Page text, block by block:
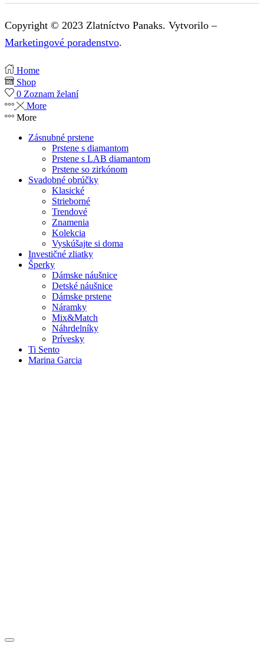
Copyright © 2023 Zlatníctvo Panaks. Vytvorilo –
Marketingové poradenstvo.
Home
Shop
0 Zoznam želaní
More
More
Zásnubné prstene
Prstene s diamantom
Prstene s LAB diamantom
Prstene so zirkónom
Svadobné obrúčky
Klasické
Strieborné
Trendové
Znamenia
Kolekcia
Vyskúšajte si doma
Investičné zliatky
Šperky
Dámske náušnice
Detské náušnice
Dámske prstene
Náramky
Mix&Match
Náhrdelníky
Prívesky
Ti Sento
Marina Garcia